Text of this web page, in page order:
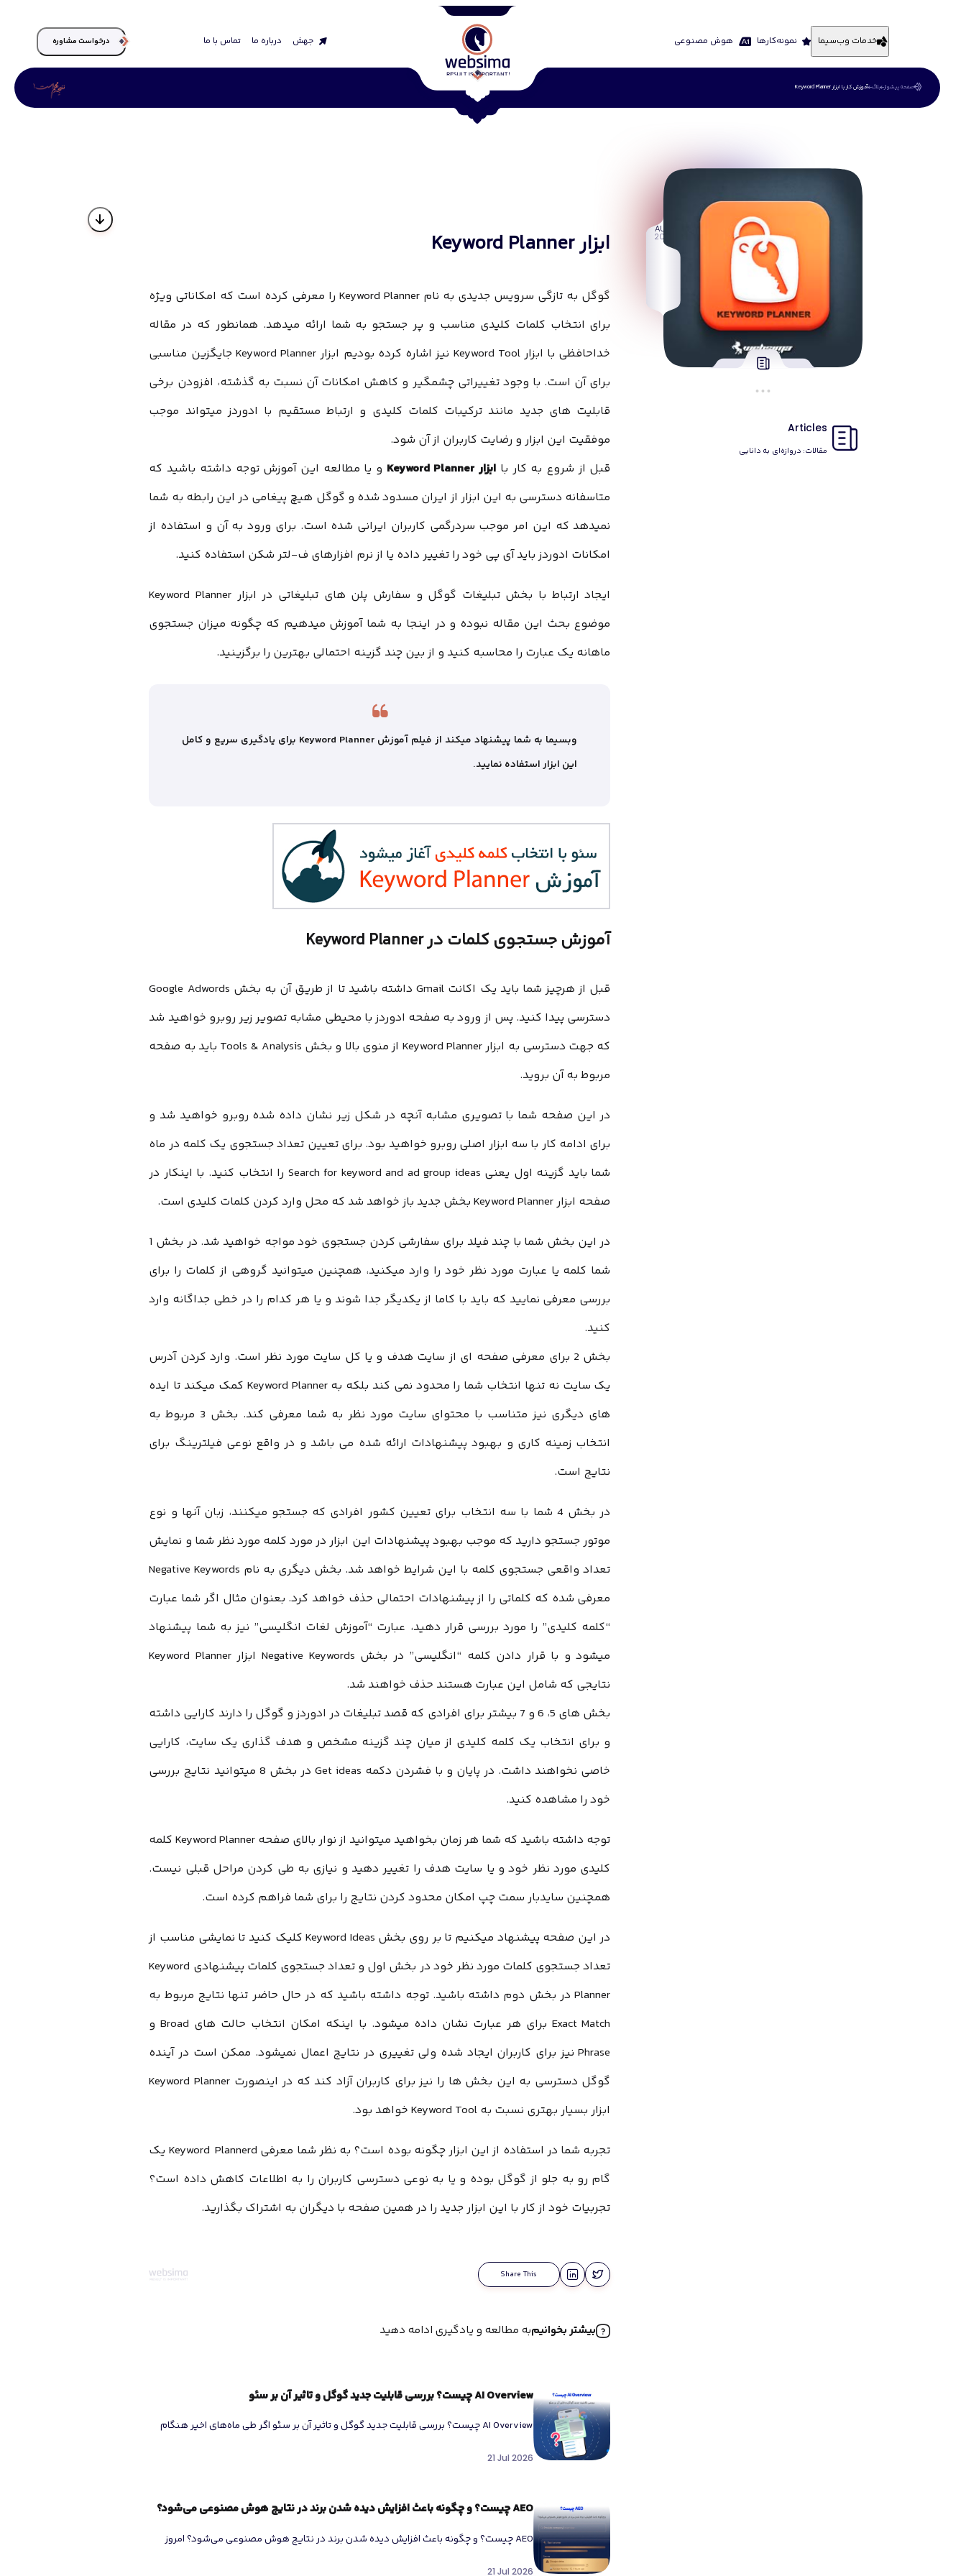
خدمات وب‌سیما نمونه‌کارها هوش مصنوعی جهش درباره ما تماس با ما درخواست مشاوره
صفحه پیشواز بلاگ آموزش کار با ابزار Keyword Planner
ابزار Keyword Planner
گوگل به تازگی سرویس جدیدی به نام Keyword Planner را معرفی کرده است که امکاناتی ویژه
برای انتخاب کلمات کلیدی مناسب و پر جستجو به شما ارائه میدهد. همانطور که در مقاله
خداحافظی با ابزار Keyword Tool
نیز اشاره کرده بودیم ابزار Keyword Planner جایگزین مناسبی
برای آن است. با وجود تغییراتی چشمگیر و کاهش امکانات آن نسبت به گذشته، افزودن برخی
قابلیت های جدید مانند ترکیبات کلمات کلیدی و ارتباط مستقیم با ادوردز میتواند موجب
موفقیت این ابزار و رضایت کاربران از آن شود.
قبل از شروع به کار با ابزار Keyword Planner
و یا مطالعه این آموزش توجه داشته باشید که
متاسفانه دسترسی به این ابزار از ایران مسدود شده و گوگل هیچ پیغامی در این رابطه به شما
نمیدهد که این امر موجب سردرگمی کاربران ایرانی شده است. برای ورود به آن و استفاده از
امکانات ادوردز باید آی پی خود را تغییر داده یا از نرم افزارهای ف-لتر شکن استفاده کنید.
ایجاد ارتباط با بخش تبلیغات گوگل و سفارش پلن های تبلیغاتی در ابزار Keyword Planner
موضوع بحث این مقاله نبوده و در اینجا به شما آموزش میدهیم که چگونه میزان جستجوی
ماهانه یک عبارت را محاسبه کنید و از بین چند گزینه احتمالی بهترین را برگزینید.
وبسیما به شما پیشنهاد میکند از فیلم آموزش Keyword Planner برای یادگیری سریع و کامل
این ابزار استفاده نمایید.
آموزش جستجوی کلمات در Keyword Planner
قبل از هرچیز شما باید یک اکانت Gmail داشته باشید تا از طریق آن به بخش Google Adwords
دسترسی پیدا کنید. پس از ورود به صفحه ادوردز با محیطی مشابه تصویر زیر روبرو خواهید شد
که جهت دسترسی به ابزارKeyword Planner
از منوی بالا و بخش Tools & Analysis باید به صفحه
مربوط به آن بروید.
در این صفحه شما با تصویری مشابه آنچه در شکل زیر نشان داده شده روبرو خواهید شد و
برای ادامه کار با سه ابزار اصلی روبرو خواهید بود. برای تعیین تعداد جستجوی یک کلمه در ماه
شما باید گزینه اول یعنی Search for keyword and ad group ideas را انتخاب کنید. با اینکار در
صفحه ابزار Keyword Planner بخش جدید باز خواهد شد که محل وارد کردن کلمات کلیدی است.
در این بخش شما با چند فیلد برای سفارشی کردن جستجوی خود مواجه خواهید شد. در بخش 1
شما کلمه یا عبارت مورد نظر خود را وارد میکنید، همچنین میتوانید گروهی از کلمات را برای
بررسی معرفی نمایید که باید با کاما از یکدیگر جدا شوند و یا هر کدام را در خطی جداگانه وارد
کنید.
بخش 2 برای معرفی صفحه ای از سایت هدف و یا کل سایت مورد نظر است. وارد کردن آدرس
یک سایت نه تنها انتخاب شما را محدود نمی کند بلکه به Keyword Planner کمک میکند تا ایده
های دیگری نیز متناسب با محتوای سایت مورد نظر به شما معرفی کند. بخش 3 مربوط به
انتخاب زمینه کاری و بهبود پیشنهادات ارائه شده می باشد و در واقع نوعی فیلترینگ برای
نتایج است.
در بخش 4 شما با سه انتخاب برای تعیین کشور افرادی که جستجو میکنند، زبان آنها و نوع
موتور جستجو دارید که موجب بهبود پیشنهادات این ابزار در مورد کلمه مورد نظر شما و نمایش
تعداد واقعی جستجوی کلمه با این شرایط خواهد شد. بخش دیگری به نام Negative Keywords
معرفی شده که کلماتی را از پیشنهادات احتمالی حذف خواهد کرد. بعنوان مثال اگر شما عبارت
“کلمه کلیدی” را مورد بررسی قرار دهید، عبارت “آموزش لغات انگلیسی” نیز به شما پیشنهاد
میشود و با قرار دادن کلمه “انگلیسی” در بخش Negative Keywords ابزار Keyword Planner
نتایجی که شامل این عبارت هستند حذف خواهند شد.
بخش های 5، 6 و 7 بیشتر برای افرادی که قصد تبلیغات در ادوردز و گوگل را دارند کارایی داشته
و برای انتخاب یک کلمه کلیدی از میان چند گزینه مشخص و هدف گذاری یک سایت، کارایی
خاصی نخواهند داشت. در پایان و با فشردن دکمه Get ideas در بخش 8 میتوانید نتایج بررسی
خود را مشاهده کنید.
توجه داشته باشید که شما هر زمان بخواهید میتوانید از نوار بالای صفحه Keyword Planner کلمه
کلیدی مورد نظر خود و یا سایت هدف را تغییر دهید و نیازی به طی کردن مراحل قبلی نیست.
همچنین سایدبار سمت چپ امکان محدود کردن نتایج را برای شما فراهم کرده است.
در این صفحه پیشنهاد میکنیم تا بر روی بخش Keyword Ideas کلیک کنید تا نمایشی مناسب از
تعداد جستجوی کلمات مورد نظر خود در بخش اول و تعداد جستجوی کلمات پیشنهادی Keyword
Planner در بخش دوم داشته باشید. توجه داشته باشید که در حال حاضر تنها نتایج مربوط به
Exact Match برای هر عبارت نشان داده میشود. با اینکه امکان انتخاب حالت های Broad و
Phrase نیز برای کاربران ایجاد شده ولی تغییری در نتایج اعمال نمیشود. ممکن است در آینده
گوگل دسترسی به این بخش ها را نیز برای کاربران آزاد کند که در اینصورت Keyword Planner
ابزار بسیار بهتری نسبت به Keyword Tool خواهد بود.
تجربه شما در استفاده از این ابزار چگونه بوده است؟ به نظر شما معرفی Keyword Plannerd یک
گام رو به جلو از گوگل بوده و یا به نوعی دسترسی کاربران را به اطلاعات کاهش داده است؟
تجربیات خود از کار با این ابزار جدید را در همین صفحه با دیگران به اشتراک بگذارید.
Share This
بیشتر بخوانیمبه مطالعه و یادگیری ادامه دهید
AI Overview چیست؟ بررسی قابلیت جدید گوگل و تاثیر آن بر سئو
AI Overview چیست؟ بررسی قابلیت جدید گوگل و تاثیر آن بر سئو اگر طی ماه‌های اخیر هنگام
جستجو در گوگل […]
21 Jul 2026
AEO چیست؟ و چگونه باعث افزایش دیده شدن برند در نتایج هوش مصنوعی می‌شود؟
AEO چیست؟ و چگونه باعث افزایش دیده شدن برند در نتایج هوش مصنوعی می‌شود؟ امروز
جستجو در اینترنت دیگر شبیه […]
21 Jul 2026
29
AUG
2013
Articles
مقالات: دروازه‌ای به دانایی